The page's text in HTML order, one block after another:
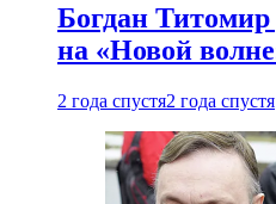
Богдан Титомир
на «Новой
2 года спустя2 года спустя